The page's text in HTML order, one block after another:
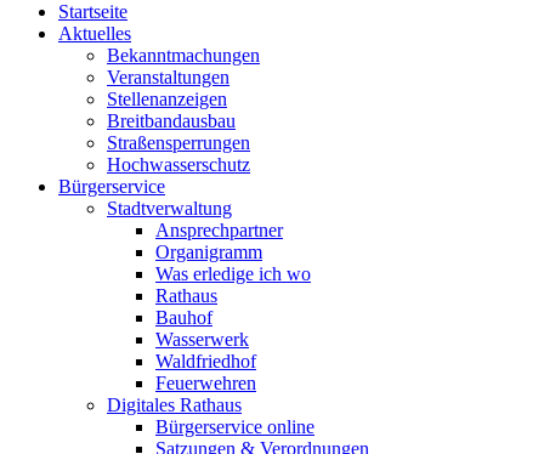
Startseite
Aktuelles
Bekanntmachungen
Veranstaltungen
Stellenanzeigen
Breitbandausbau
Straßensperrungen
Hochwasserschutz
Bürgerservice
Stadtverwaltung
Ansprechpartner
Organigramm
Was erledige ich wo
Rathaus
Bauhof
Wasserwerk
Waldfriedhof
Feuerwehren
Digitales Rathaus
Bürgerservice online
Satzungen & Verordnungen